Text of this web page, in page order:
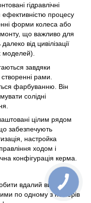
гідравлічні
ефективністю процесу
форми колеса або
що важливо для
від цивілізації
моделей).
завдяки
рами.
фарбуванню. Він
солідні
цілим рядом
забезпечують
настройка
ходом і
конфігурація керма.
вдалий вибір під
по одному з номерів